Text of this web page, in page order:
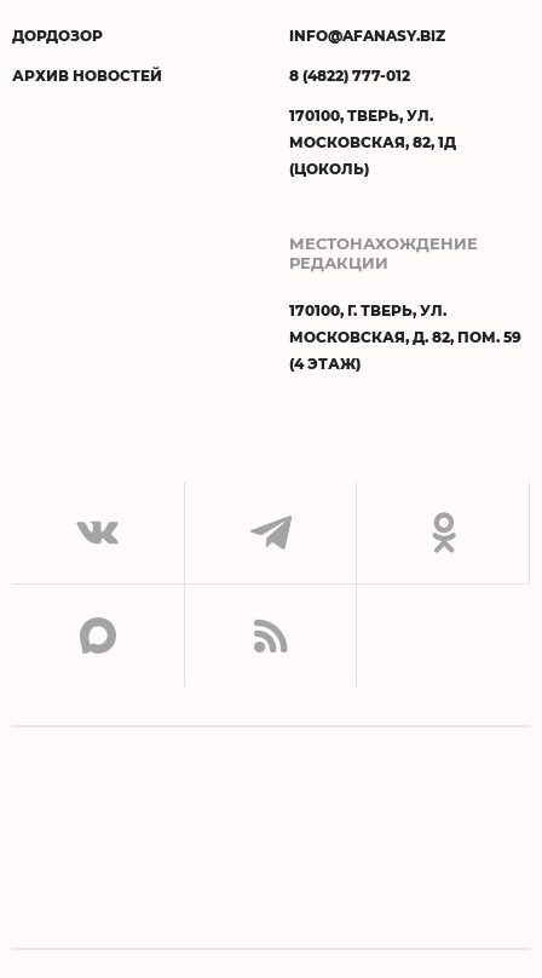
ДОРДОЗОР
АРХИВ НОВОСТЕЙ
INFO@AFANASY.BIZ
8 (4822) 777-012
170100, ТВЕРЬ, УЛ.
МОСКОВСКАЯ, 82, 1Д
(ЦОКОЛЬ)
МЕСТОНАХОЖДЕНИЕ
РЕДАКЦИИ
170100, Г. ТВЕРЬ, УЛ.
МОСКОВСКАЯ, Д. 82, ПОМ. 59
(4 ЭТАЖ)